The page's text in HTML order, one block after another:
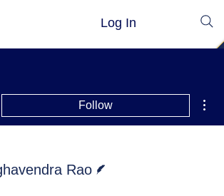
Log In
Follow
Rao